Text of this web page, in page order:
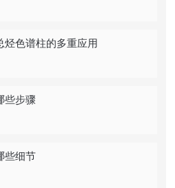
烃色谱柱的多重应用
些步骤
些细节